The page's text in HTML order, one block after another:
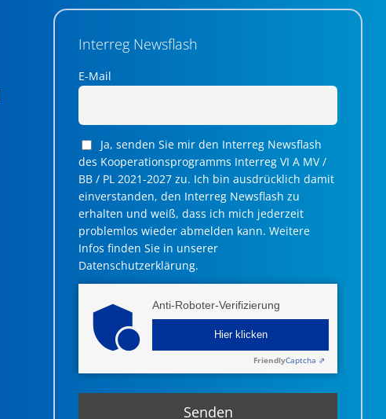
Interreg Newsflash
E-Mail
Ja, senden Sie mir den Interreg Newsflash
des Kooperationsprogramms Interreg VI A MV /
BB / PL 2021-2027 zu. Ich bin ausdrücklich damit
einverstanden, den Interreg Newsflash zu
erhalten und weiß, dass ich mich jederzeit
problemlos wieder abmelden kann. Weitere
Infos finden Sie in unserer
Datenschutzerklärung.
Anti-Roboter-Verifizierung
Hier klicken
FriendlyCaptcha ⇗